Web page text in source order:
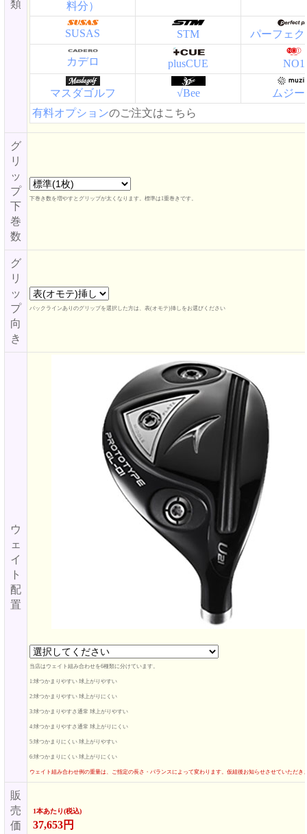
類 料分）
SUSAS STM パーフェ
カデロ plusCUE NO1
マスダゴルフ √Bee
ムジ
有料オプションのご注文はこちら
グ
リ
ッ
プ
下
巻
数
下巻き数を増やすとグリップが太くなります。標準は1重巻きです。
グ
リ
ッ
プ
向
き
バックラインありのグリップを選択した方は、表(オモテ)挿しをお選びください
ウ
ェ
イ
ト
配
置
当店はウェイト組み合わせを6種類に分けています。
1:球つかまりやすい 球上がりやすい
2:球つかまりやすい 球上がりにくい
3:球つかまりやすさ通常 球上がりやすい
4:球つかまりやすさ通常 球上がりにくい
5:球つかまりにくい 球上がりやすい
6:球つかまりにくい 球上がりにくい
ウェイト組み合わせ例の重量は、ご指定の長さ・バランスによって変わります。仮組後お知らせさせていただき
販
売
価
1本あたり(税込)
37,653円